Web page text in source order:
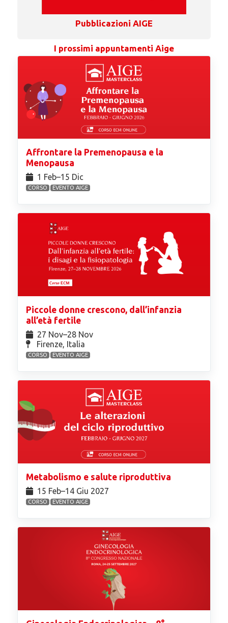
Pubblicazioni AIGE
I prossimi appuntamenti Aige
Affrontare la Premenopausa e la
Menopausa
1 Feb⁠–15 Dic
CORSO EVENTO AIGE
Piccole donne crescono, dall’infanzia
all’età fertile
27 Nov⁠–28 Nov
Firenze, Italia
CORSO EVENTO AIGE
Metabolismo e salute riproduttiva
15 Feb⁠–14 Giu 2027
CORSO EVENTO AIGE